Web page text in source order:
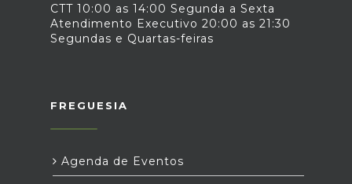
CTT 10:00 as 14:00 Segunda a Sexta
Atendimento Executivo 20:00 as 21:30
Segundas e Quartas-feiras
FREGUESIA
Agenda de Eventos